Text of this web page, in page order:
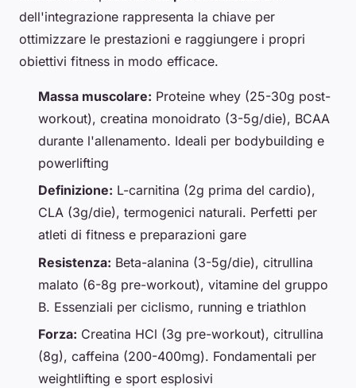
dell'integrazione rappresenta la chiave per
ottimizzare le prestazioni e raggiungere i propri
obiettivi fitness in modo efficace.
Massa muscolare: Proteine whey (25-30g post-
workout), creatina monoidrato (3-5g/die), BCAA
durante l'allenamento. Ideali per bodybuilding e
powerlifting
Definizione: L-carnitina (2g prima del cardio),
CLA (3g/die), termogenici naturali. Perfetti per
atleti di fitness e preparazioni gare
Resistenza: Beta-alanina (3-5g/die), citrullina
malato (6-8g pre-workout), vitamine del gruppo
B. Essenziali per ciclismo, running e triathlon
Forza: Creatina HCl (3g pre-workout), citrullina
(8g), caffeina (200-400mg). Fondamentali per
weightlifting e sport esplosivi